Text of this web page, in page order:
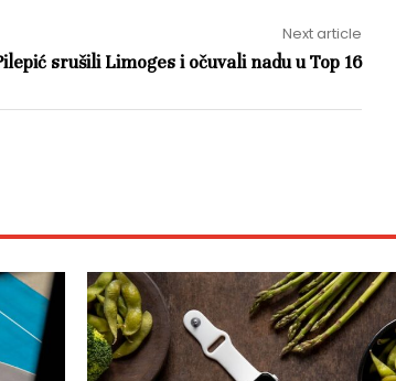
Next article
srušili Limoges i očuvali nadu u Top 16